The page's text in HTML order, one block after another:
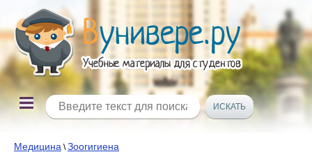
Медицина \Зоогигиена